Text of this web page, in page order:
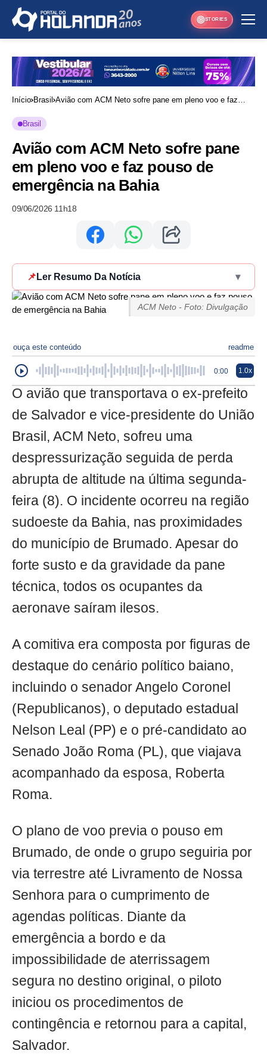
STORIES
Início Brasil Avião com ACM Neto sofre pane em pleno voo e faz
Brasil
Avião com ACM Neto sofre pane
em pleno voo e faz pouso de
emergência na Bahia
09/06/2026 11h18
📌 Ler Resumo Da Notícia ▾
ACM Neto - Foto: Divulgação
ouça este conteúdo readme
0:00 1.0x
O avião que transportava o ex-prefeito
de Salvador e vice-presidente do União
Brasil, ACM Neto, sofreu uma
despressurização seguida de perda
abrupta de altitude na última segunda-
feira (8). O incidente ocorreu na região
sudoeste da Bahia, nas proximidades
do município de Brumado. Apesar do
forte susto e da gravidade da pane
técnica, todos os ocupantes da
aeronave saíram ilesos.
A comitiva era composta por figuras de
destaque do cenário político baiano,
incluindo o senador Angelo Coronel
(Republicanos), o deputado estadual
Nelson Leal (PP) e o pré-candidato ao
Senado João Roma (PL), que viajava
acompanhado da esposa, Roberta
Roma.
O plano de voo previa o pouso em
Brumado, de onde o grupo seguiria por
via terrestre até Livramento de Nossa
Senhora para o cumprimento de
agendas políticas. Diante da
emergência a bordo e da
impossibilidade de aterrissagem
segura no destino original, o piloto
iniciou os procedimentos de
contingência e retornou para a capital,
Salvador.